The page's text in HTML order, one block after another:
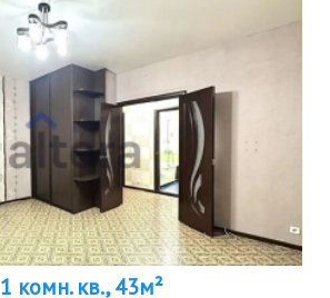
1 комн. кв., 43м²